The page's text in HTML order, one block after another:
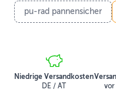
pu-rad pannensicher
Niedrige Versandkosten
DE / AT